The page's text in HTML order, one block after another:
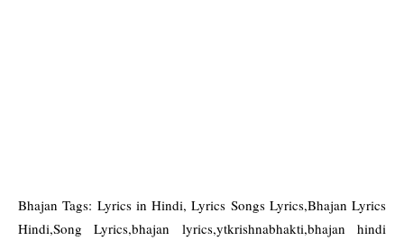
Bhajan Tags: Lyrics in Hindi, Lyrics Songs Lyrics,Bhajan Lyrics
Hindi,Song Lyrics,bhajan lyrics,ytkrishnabhakti,bhajan hindi